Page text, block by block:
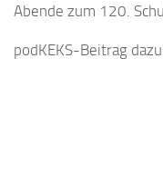
Abende zum 120.
podKEKS-Beitrag